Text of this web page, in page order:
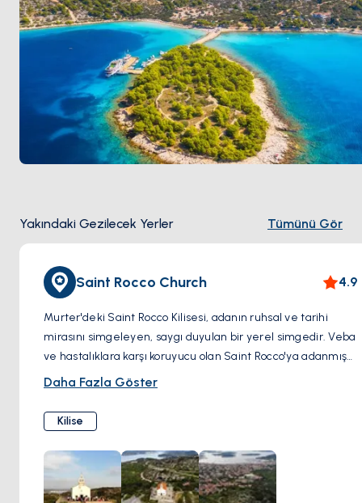
Yakındaki Gezilecek Yerler Tümünü Gör
Saint Rocco Church 4.9
Murter'deki Saint Rocco Kilisesi, adanın ruhsal ve tarihi
mirasını simgeleyen, saygı duyulan bir yerel simgedir. Veba
ve hastalıklara karşı koruyucu olan Saint Rocco'ya adanmış
bu kilise, toplum için umut ve inancın simgesidir. Mimarı,
buluşmaların yankısını taşıyan derin bir güzelliğe sahiptir.
Murter'in kalbinde yer alan kilise, sadece ibadet yeri olarak
hizmet vermekle kalmaz, aynı zamanda çeşitli festivaller
ve kutlamalar sırasında adanın sakinleri için bir araya
gelme noktası olarak da hizmet verir. Büyük bir coşkuyla
Daha Fazla Göster
Kilise